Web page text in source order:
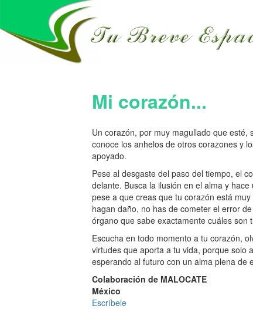
Mi corazón...
Un corazón, por muy magullado que
conoce los anhelos de otros corazones y
apoyado.
Pese al desgaste del paso del tiempo, el
delante. Busca la ilusión en el alma y
pese a que creas que tu corazón está
hagan daño, no has de cometer el error
órgano que sabe exactamente cuáles son
Escucha en todo momento a tu corazón,
virtudes que aporta a tu vida, porque solo
esperando al futuro con un alma plena de
Colaboración de MALOCATE
México
Escríbele